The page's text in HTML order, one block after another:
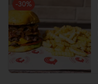
-30%